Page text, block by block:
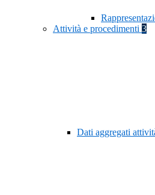
Attività e procedimenti 3
Dati aggregati